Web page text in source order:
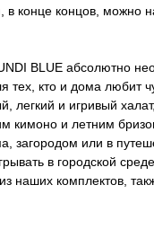
конце концов, можно
BLUE абсолютно
кто и дома любит
легкий и игривый
кимоно и летним
загородом или в
в городской
наших комплектов,